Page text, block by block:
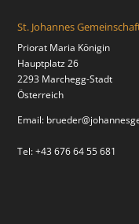
St. Johannes
Priorat Maria Königin
Hauptplatz 26
2293 Marchegg-Stadt
Österreich
Email:
Tel: +43 676 64 55 681